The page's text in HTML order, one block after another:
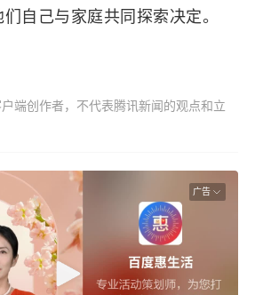
自己与家庭共同探索决定。
端创作者，不代表腾讯新闻的观点和立
广告